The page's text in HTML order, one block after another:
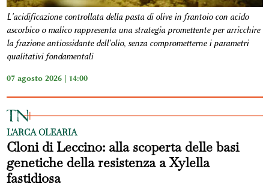
L'acidificazione controllata della pasta di olive in frantoio con acido
ascorbico o malico rappresenta una strategia promettente per arricchire
la frazione antiossidante dell'olio, senza comprometterne i parametri
qualitativi fondamentali
07 agosto 2026 | 14:00
L'ARCA OLEARIA
Cloni di Leccino: alla scoperta delle basi
genetiche della resistenza a Xylella
fastidiosa